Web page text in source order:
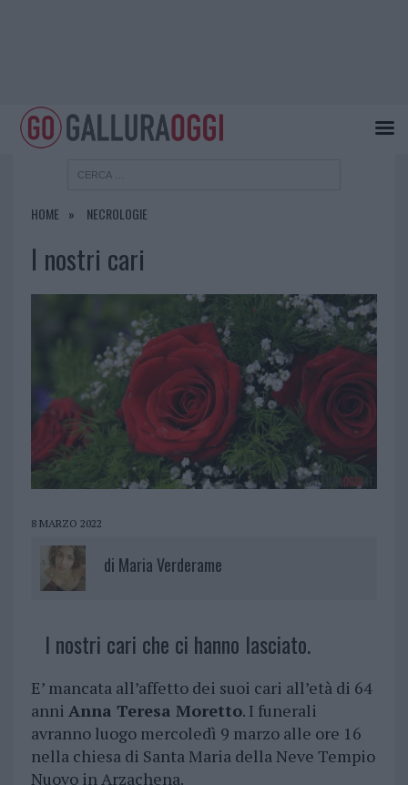
HOME NECROLOGIE
I nostri cari
8 MARZO 2022
di Maria Verderame
I nostri cari che ci hanno lasciato.
E’ mancata all’affetto dei suoi cari all’età di 64
anni Anna Teresa Moretto. I funerali
avranno luogo mercoledì 9 marzo alle ore 16
nella chiesa di Santa Maria della Neve Tempio
Nuovo in Arzachena.